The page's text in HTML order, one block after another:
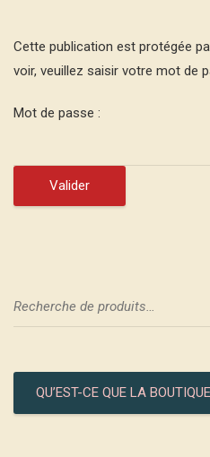
Cette publication est protégée
voir, veuillez saisir votre mot de
Mot de passe :
QU’EST-CE QUE LA